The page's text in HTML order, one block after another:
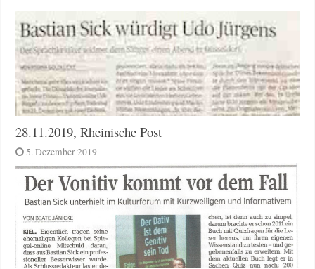
28.11.2019, Rheinische Post
5. Dezember 2019